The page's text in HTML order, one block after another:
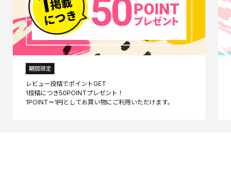
期間限定
レビュー投稿でポイントGET
1投稿につき50POINTプレゼント！